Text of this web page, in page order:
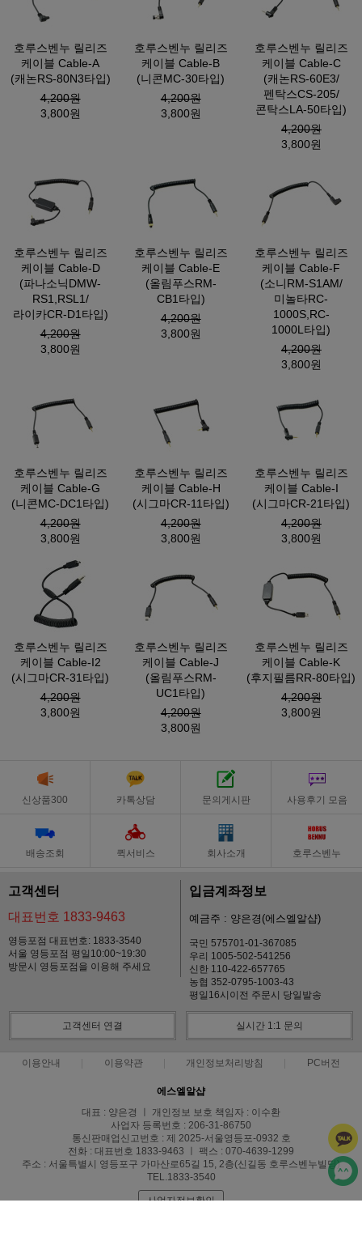
호루스벤누 릴리즈
케이블 Cable-A
(캐논RS-80N3타입)
4,200원
3,800원
호루스벤누 릴리즈
케이블 Cable-B
(니콘MC-30타입)
4,200원
3,800원
호루스벤누 릴리즈
케이블 Cable-C
(캐논RS-60E3/
펜탁스CS-205/
콘탁스LA-50타입)
4,200원
3,800원
호루스벤누 릴리즈
케이블 Cable-D
(파나소닉DMW-
RS1,RSL1/
라이카CR-D1타입)
4,200원
3,800원
호루스벤누 릴리즈
케이블 Cable-E
(올림푸스RM-
CB1타입)
4,200원
3,800원
호루스벤누 릴리즈
케이블 Cable-F
(소니RM-S1AM/
미놀타RC-
1000S,RC-
1000L타입)
4,200원
3,800원
호루스벤누 릴리즈
케이블 Cable-G
(니콘MC-DC1타입)
4,200원
3,800원
호루스벤누 릴리즈
케이블 Cable-H
(시그마CR-11타입)
4,200원
3,800원
호루스벤누 릴리즈
케이블 Cable-I
(시그마CR-21타입)
4,200원
3,800원
호루스벤누 릴리즈
케이블 Cable-I2
(시그마CR-31타입)
4,200원
3,800원
호루스벤누 릴리즈
케이블 Cable-J
(올림푸스RM-
UC1타입)
4,200원
3,800원
호루스벤누 릴리즈
케이블 Cable-K
(후지필름RR-80타입)
4,200원
3,800원
신상품300 카톡상담 문의게시판 사용후기 모음
배송조회 퀵서비스 회사소개 호루스벤누
고객센터
대표번호 1833-9463
영등포점 대표번호: 1833-3540
서울 영등포점 평일10:00~19:30
방문시 영등포점을 이용해 주세요
입금계좌정보
예금주 : 양은경(에스엘알샵)
국민 575701-01-367085
우리 1005-502-541256
신한 110-422-657765
농협 352-0795-1003-43
평일16시이전 주문시 당일발송
고객센터 연결 실시간 1:1 문의
이용안내 이용약관 개인정보처리방침 PC버전
에스엘알샵
대표 : 양은경 ㅣ 개인정보 보호 책임자 : 이수환
사업자 등록번호 : 206-31-86750
통신판매업신고번호 : 제 2025-서울영등포-0932 호
전화 : 대표번호 1833-9463 ㅣ 팩스 : 070-4639-1299
주소 : 서울특별시 영등포구 가마산로65길 15, 2층(신길동 호루스벤누빌딩)
TEL.1833-3540
사업자정보확인